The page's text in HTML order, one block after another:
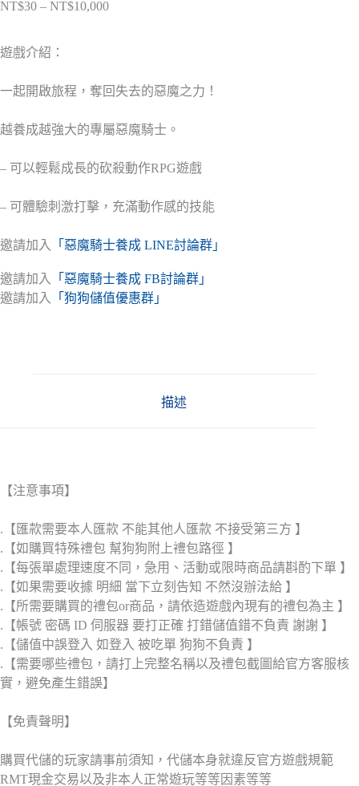
NT$30 – NT$10,000價
NT$30
到
遊戲介紹：
一起開啟旅程，奪回失去的惡魔之力！
越養成越強大的專屬惡魔騎士。
– 可以輕鬆成長的砍殺動作RPG遊戲
– 可體驗刺激打擊，充滿動作感的技能
邀請加入 「惡魔騎士養成 LINE討論群」
邀請加入
「惡魔騎士養成 FB討論群」
邀請加入
「狗狗儲值優惠群」
描述
【注意事項】
.【匯款需要本人匯款 不能其他人匯款 不接受第三方 】
.【如購買特殊禮包 幫狗狗附上禮包路徑 】
.【每張單處理速度不同，急用、活動或限時商品請斟酌下單 】
.【如果需要收據 明細 當下立刻告知 不然沒辦法給 】
.【所需要購買的禮包or商品，請依造遊戲內現有的禮包為主 】
.【帳號 密碼 ID 伺服器 要打正確 打錯儲值錯不負責 謝謝 】
.【儲值中誤登入 如登入 被吃單 狗狗不負責 】
.【需要哪些禮包，請打上完整名稱以及禮包截圖給官方客服核
實，避免產生錯誤】
【免責聲明】
購買代儲的玩家請事前須知，代儲本身就違反官方遊戲規範
RMT現金交易以及非本人正常遊玩等等因素等等